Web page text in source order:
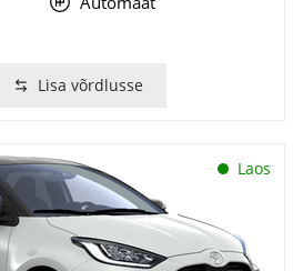
Lisa võrdlusse
Laos